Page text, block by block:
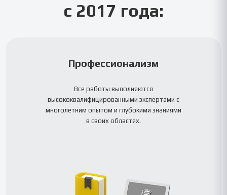
с 2017 года:
Профессионализм
Все работы выполняются
высококвалифицированными экспертами с
многолетним опытом и глубокими знаниями
в своих областях.